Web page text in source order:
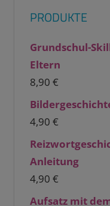
PRODUKTE
Grundschul-
Eltern
8,90 €
4,90 €
Anleitung
4,90 €
Aufsatz mit